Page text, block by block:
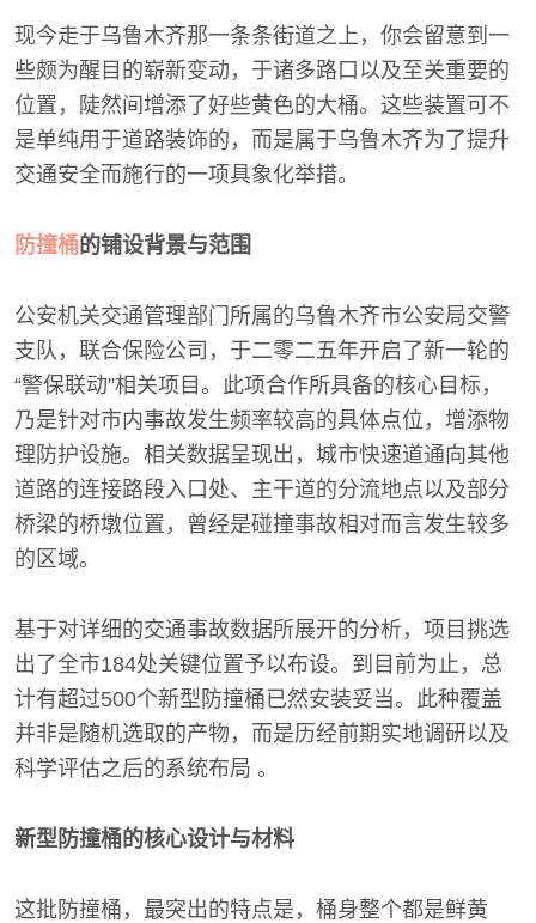
现今走于乌鲁木齐那一条条街道之上，你会留意到一
些颇为醒目的崭新变动，于诸多路口以及至关重要的
位置，陡然间增添了好些黄色的大桶。这些装置可不
是单纯用于道路装饰的，而是属于乌鲁木齐为了提升
交通安全而施行的一项具象化举措。
防撞桶的铺设背景与范围
公安机关交通管理部门所属的乌鲁木齐市公安局交警
支队，联合保险公司，于二零二五年开启了新一轮的
“警保联动”相关项目。此项合作所具备的核心目标，
乃是针对市内事故发生频率较高的具体点位，增添物
理防护设施。相关数据呈现出，城市快速道通向其他
道路的连接路段入口处、主干道的分流地点以及部分
桥梁的桥墩位置，曾经是碰撞事故相对而言发生较多
的区域。
基于对详细的交通事故数据所展开的分析，项目挑选
出了全市184处关键位置予以布设。到目前为止，总
计有超过500个新型防撞桶已然安装妥当。此种覆盖
并非是随机选取的产物，而是历经前期实地调研以及
科学评估之后的系统布局 。
新型防撞桶的核心设计与材料
这批防撞桶，最突出的特点是，桶身整个都是鲜黄